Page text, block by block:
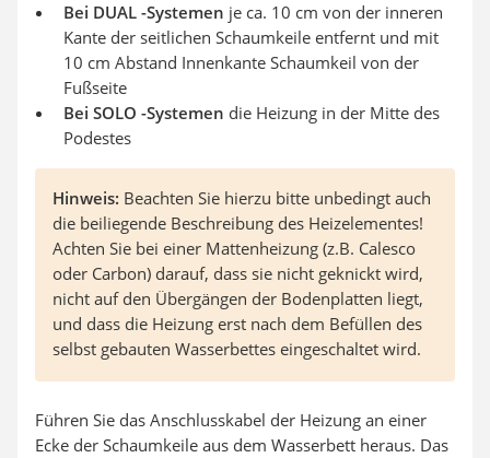
Bei DUAL -Systemen je ca. 10 cm von der inneren
Kante der seitlichen Schaumkeile entfernt und mit
10 cm Abstand Innenkante Schaumkeil von der
Fußseite
Bei SOLO -Systemen die Heizung in der Mitte des
Podestes
Hinweis: Beachten Sie hierzu bitte unbedingt auch
die beiliegende Beschreibung des Heizelementes!
Achten Sie bei einer Mattenheizung (z.B. Calesco
oder Carbon) darauf, dass sie nicht geknickt wird,
nicht auf den Übergängen der Bodenplatten liegt,
und dass die Heizung erst nach dem Befüllen des
selbst gebauten Wasserbettes eingeschaltet wird.
Führen Sie das Anschlusskabel der Heizung an einer
Ecke der Schaumkeile aus dem Wasserbett heraus. Das